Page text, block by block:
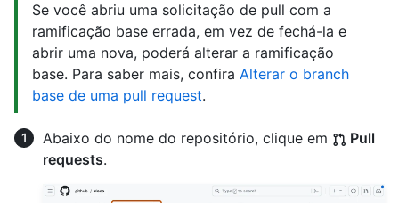
Se você abriu uma solicitação de pull com a
ramificação base errada, em vez de fechá-la e
abrir uma nova, poderá alterar a ramificação
base. Para saber mais, confira Alterar o branch
base de uma pull request.
Abaixo do nome do repositório, clique em
Pull
requests.